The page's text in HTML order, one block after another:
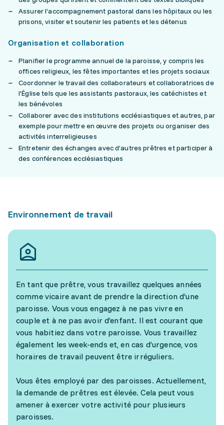
Assurer l’accompagnement pastoral dans les hôpitaux ou les
prisons, visiter et soutenir les patients et les détenus
Organisation et collaboration
Planifier le programme annuel de la paroisse, y compris les
offices religieux, les fêtes importantes et les projets sociaux
Coordonner le travail des collaborateurs et collaboratrices de
l’Église tels que les assistants pastoraux, les catéchistes et
les bénévoles
Collaborer avec des institutions ecclésiastiques et autres, par
exemple pour mettre en œuvre des projets ou organiser des
activités interreligieuses
Entretenir des échanges avec d’autres prêtres et participer à
des conférences ecclésiastiques
Environnement de travail
En tant que prêtre, vous travaillez quelques années
comme vicaire avant de prendre la direction d’une
paroisse. Vous vous engagez à ne pas vivre en
couple et à ne pas avoir d’enfant. Il est courant que
vous habitiez dans votre paroisse. Vous travaillez
également les week-ends et, en cas d’urgence, vos
horaires de travail peuvent être irréguliers.
Vous êtes employé par des paroisses. Actuellement,
la demande de prêtres est élevée. Cela peut vous
amener à exercer votre activité pour plusieurs
paroisses.